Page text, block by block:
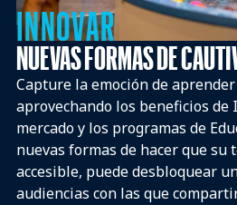
INNOVAR
NUEVAS FORMAS DE
Capture la emoción de
aprovechando los beneficios de
mercado y los programas de
nuevas formas de hacer que su
accesible, puede desbloquear
audiencias con las que